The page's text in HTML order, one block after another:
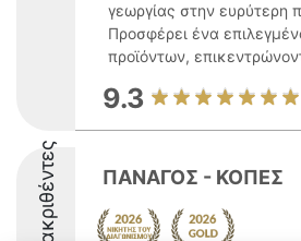
γεωργίας στην ευρύτερη
Προσφέρει ένα
προϊόντων,
9.3
Διακριθέντες ΠΑΝΑΓΟΣ - ΚΟΠΕΣ